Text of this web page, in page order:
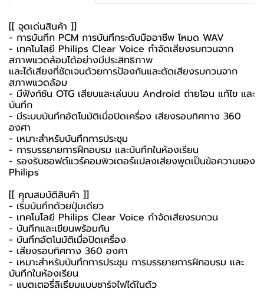
[[ จุดเด่นสินค้า ]]
- การบันทึก PCM การบันทึกระดับมืออาชีพ โหมด WAV
- เทคโนโลยี Philips Clear Voice กำจัดเสียงรบกวนจาก
สภาพแวดล้อมได้อย่างมีประสิทธิภาพ
และได้เสียงที่ชัดเจนด้วยการป้องกันและตัดเสียงรบกวนจาก
สภาพแวดล้อม
- มีฟังก์ชัน OTG เสียบและเล่นบน Android ถ่ายโอน แก้ไข และ
บันทึก
- มีระบบบันทึกอัตโนมัติเมื่อปิดเครื่อง เสียงรอบทิศทาง 360
องศา
- เหมาะสำหรับบันทึกการประชุม
- การบรรยายการฝึกอบรม และบันทึกในห้องเรียน
- รองรับซอฟต์แวร์คอมพิวเตอร์แปลงเสียงพูดเป็นข้อความของ
Philips
[[ คุณสมบัติสินค้า ]]
- เริ่มบันทึกด้วยปุ่มเดียว
- เทคโนโลยี Philips Clear Voice กำจัดเสียงรบกวน
- บันทึกและเขียนพร้อมกัน
- บันทึกอัตโนมัติเมื่อปิดเครื่อง
- เสียงรอบทิศทาง 360 องศา
- เหมาะสำหรับบันทึกการประชุม การบรรยายการฝึกอบรม และ
บันทึกในห้องเรียน
- แบตเตอรี่ลิเธียมแบบชาร์จไฟได้ในตัว